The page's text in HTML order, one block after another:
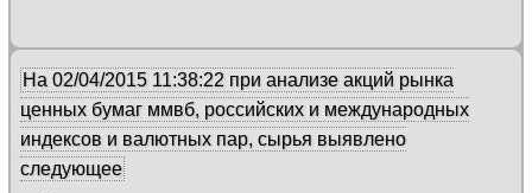
На 02/04/2015 11:38:22 при анализе акций рынка
ценных бумаг ммвб, российских и международных
индексов и валютных пар, сырья выявлено
следующее